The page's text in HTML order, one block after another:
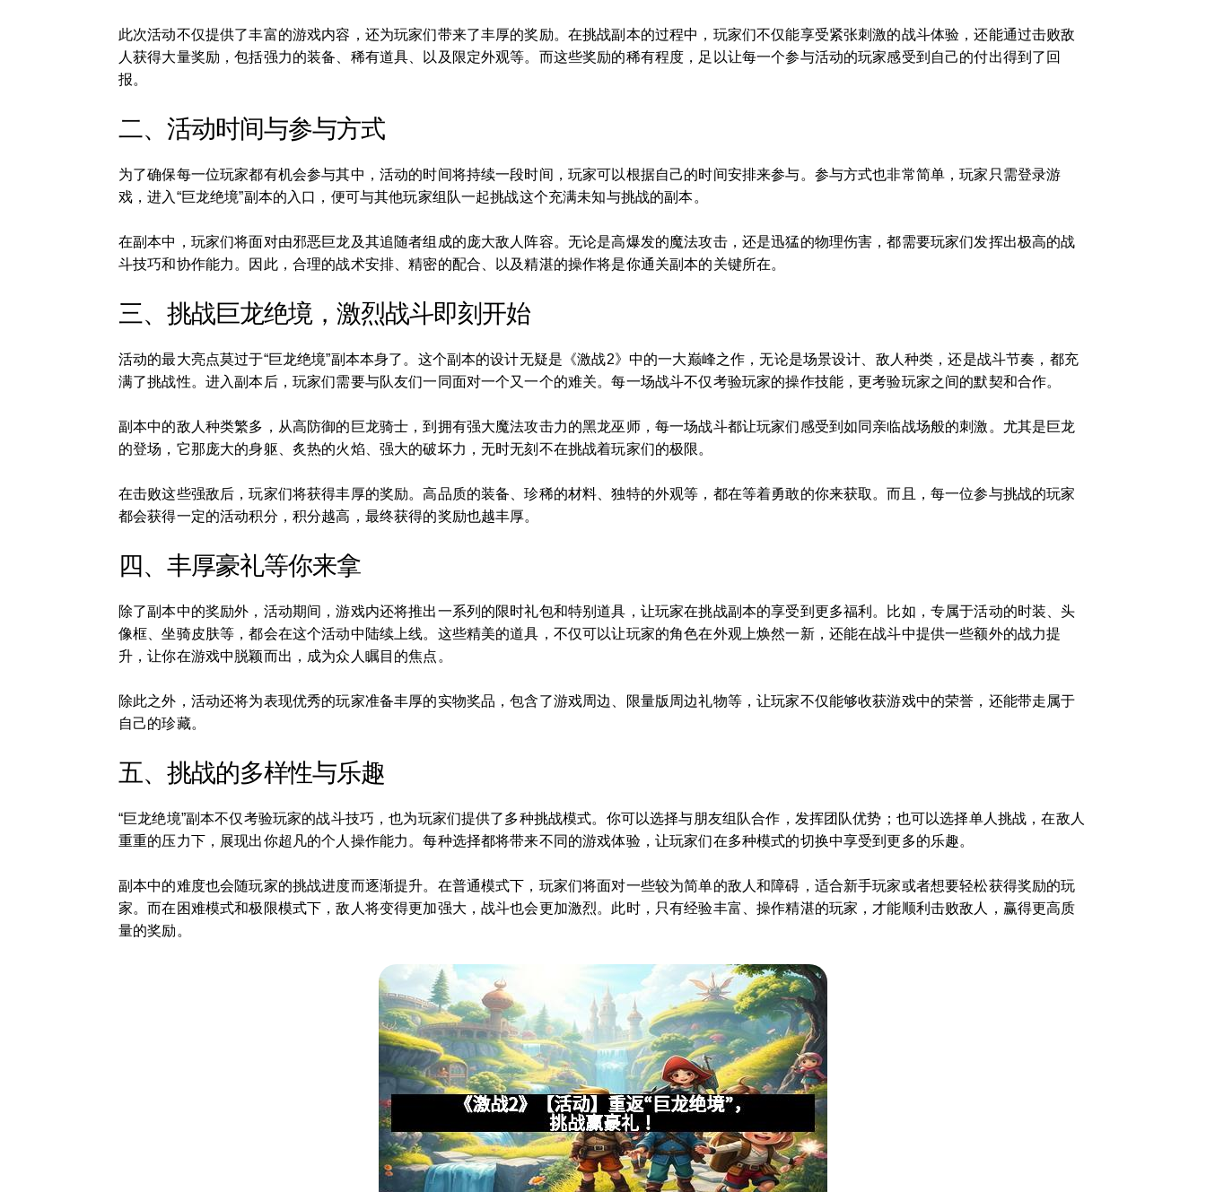
此次活动不仅提供了丰富的游戏内容，还为玩家们带来了丰厚的奖励。在挑战副本的过程中，玩家们不仅能享受紧张刺激的战斗体验，还能通过击败敌
人获得大量奖励，包括强力的装备、稀有道具、以及限定外观等。而这些奖励的稀有程度，足以让每一个参与活动的玩家感受到自己的付出得到了回
报。
二、活动时间与参与方式
为了确保每一位玩家都有机会参与其中，活动的时间将持续一段时间，玩家可以根据自己的时间安排来参与。参与方式也非常简单，玩家只需登录游
戏，进入“巨龙绝境”副本的入口，便可与其他玩家组队一起挑战这个充满未知与挑战的副本。
在副本中，玩家们将面对由邪恶巨龙及其追随者组成的庞大敌人阵容。无论是高爆发的魔法攻击，还是迅猛的物理伤害，都需要玩家们发挥出极高的战
斗技巧和协作能力。因此，合理的战术安排、精密的配合、以及精湛的操作将是你通关副本的关键所在。
三、挑战巨龙绝境，激烈战斗即刻开始
活动的最大亮点莫过于“巨龙绝境”副本本身了。这个副本的设计无疑是《激战2》中的一大巅峰之作，无论是场景设计、敌人种类，还是战斗节奏，都充
满了挑战性。进入副本后，玩家们需要与队友们一同面对一个又一个的难关。每一场战斗不仅考验玩家的操作技能，更考验玩家之间的默契和合作。
副本中的敌人种类繁多，从高防御的巨龙骑士，到拥有强大魔法攻击力的黑龙巫师，每一场战斗都让玩家们感受到如同亲临战场般的刺激。尤其是巨龙
的登场，它那庞大的身躯、炙热的火焰、强大的破坏力，无时无刻不在挑战着玩家们的极限。
在击败这些强敌后，玩家们将获得丰厚的奖励。高品质的装备、珍稀的材料、独特的外观等，都在等着勇敢的你来获取。而且，每一位参与挑战的玩家
都会获得一定的活动积分，积分越高，最终获得的奖励也越丰厚。
四、丰厚豪礼等你来拿
除了副本中的奖励外，活动期间，游戏内还将推出一系列的限时礼包和特别道具，让玩家在挑战副本的享受到更多福利。比如，专属于活动的时装、头
像框、坐骑皮肤等，都会在这个活动中陆续上线。这些精美的道具，不仅可以让玩家的角色在外观上焕然一新，还能在战斗中提供一些额外的战力提
升，让你在游戏中脱颖而出，成为众人瞩目的焦点。
除此之外，活动还将为表现优秀的玩家准备丰厚的实物奖品，包含了游戏周边、限量版周边礼物等，让玩家不仅能够收获游戏中的荣誉，还能带走属于
自己的珍藏。
五、挑战的多样性与乐趣
“巨龙绝境”副本不仅考验玩家的战斗技巧，也为玩家们提供了多种挑战模式。你可以选择与朋友组队合作，发挥团队优势；也可以选择单人挑战，在敌人
重重的压力下，展现出你超凡的个人操作能力。每种选择都将带来不同的游戏体验，让玩家们在多种模式的切换中享受到更多的乐趣。
副本中的难度也会随玩家的挑战进度而逐渐提升。在普通模式下，玩家们将面对一些较为简单的敌人和障碍，适合新手玩家或者想要轻松获得奖励的玩
家。而在困难模式和极限模式下，敌人将变得更加强大，战斗也会更加激烈。此时，只有经验丰富、操作精湛的玩家，才能顺利击败敌人，赢得更高质
量的奖励。